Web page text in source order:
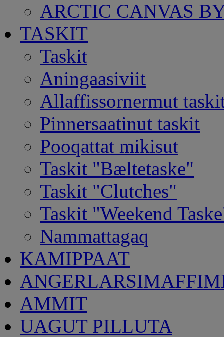
ARCTIC CANVAS
TASKIT
Taskit
Aningaasiviit
Allaffissornermut
Pinnersaatinut taskit
Pooqattat mikisut
Taskit "Bæltetaske"
Taskit "Clutches"
Taskit "Weekend
Nammattagaq
KAMIPPAAT
AMMIT
UAGUT PILLUTA